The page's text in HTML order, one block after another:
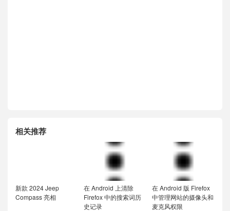
相关推荐
新款 2024 Jeep
Compass 亮相
在 Android 上清除
Firefox 中的搜索词历
史记录
在 Android 版 Firefox
中管理网站的摄像头和
麦克风权限